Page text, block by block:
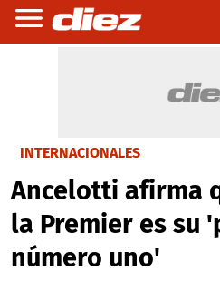
INTERNACIONALES
Ancelotti afirma
la Premier es su
número uno'